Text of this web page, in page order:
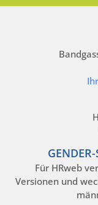
Für HRweb
Versionen und